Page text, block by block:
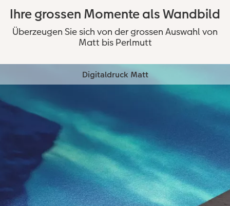
Ihre grossen Momente als Wandbild
Überzeugen Sie sich von der grossen Auswahl von
Matt bis Perlmutt
Digitaldruck Matt
Wir verwenden ein Premium-Papier in seidenmatter
Optik.
Grammatur von 240g/m²